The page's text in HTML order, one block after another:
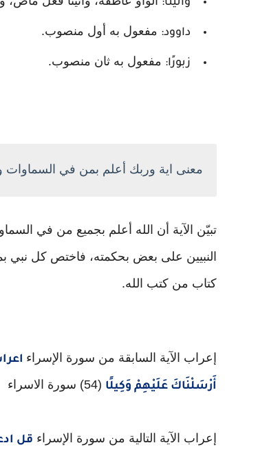
وآتينا:
داوود: مفعول به أول منصوب.
زبورًا: مفعول به ثان منصوب.
معنى اية وربك أعلم بمن في السماوات
تبيّن الآية أن الله أعلم بجميع من في
النبيين على بعض بحكمته، فاختص كل نبي
كتاب من كتب الله.
إعراب الآية السابقة من سورة الإسراء
أَرْسَلْنَاكَ عَلَيْهِمْ وَكِيلًا (54) سورة الاسراء
إعراب الآية التالية من سورة الإسراء قل